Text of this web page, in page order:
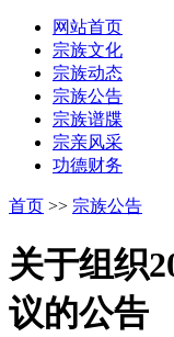
网站首页
宗族文化
宗族动态
宗族公告
宗族谱牒
宗亲风采
功德财务
首页 >> 宗族公告
关于组织
议的公告